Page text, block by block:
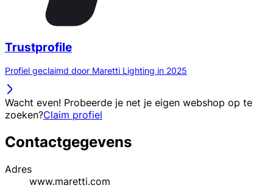
Trustprofile
Profiel geclaimd door Maretti Lighting in 2025
Wacht even! Probeerde je net je eigen webshop op te
zoeken?Claim profiel
Contactgegevens
Adres
www.maretti.com